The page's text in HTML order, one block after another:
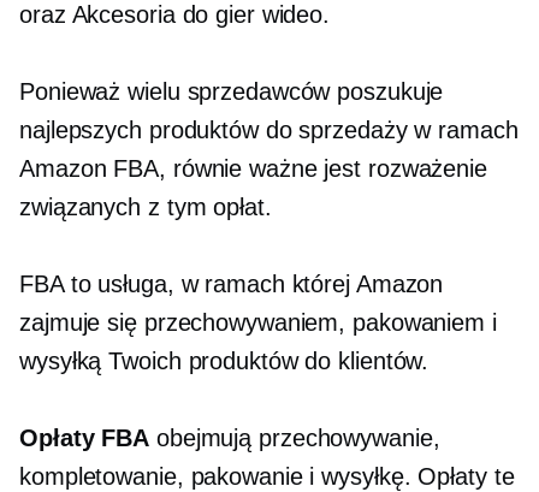
oraz Akcesoria do gier wideo.
Ponieważ wielu sprzedawców poszukuje
najlepszych produktów do sprzedaży w ramach
Amazon FBA, równie ważne jest rozważenie
związanych z tym opłat.
FBA to usługa, w ramach której Amazon
zajmuje się przechowywaniem, pakowaniem i
wysyłką Twoich produktów do klientów.
Opłaty FBA obejmują przechowywanie,
kompletowanie, pakowanie i wysyłkę. Opłaty te